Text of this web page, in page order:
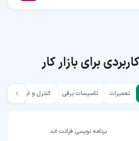
برای بازار کار
تعمیرات تاسیسات برقی کنترل و ابزار دقیق
برنامه نویسی فرانت اند